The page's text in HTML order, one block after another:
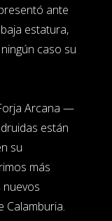
ante
estatura,
caso su
Arcana —
están
su
más
Calamburia.